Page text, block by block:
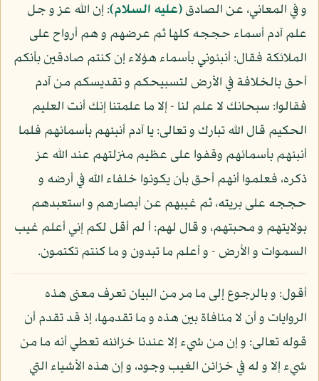
و في المعاني، عن الصادق(عليه السلام): إن الله عز و جل
علم آدم أسماء حججه كلها ثم عرضهم و هم أرواح على
الملائكة فقال: أنبئوني بأسماء هؤلاء إن كنتم صادقين بأنكم
أحق بالخلافة في الأرض لتسبيحكم و تقديسكم من آدم
فقالوا: سبحانك لا علم لنا - إلا ما علمتنا إنك أنت العليم
الحكيم قال الله تبارك و تعالى: يا آدم أنبئهم بأسمائهم فلما
أنبئهم بأسمائهم وقفوا على عظيم منزلتهم عند الله عز
ذكره، فعلموا أنهم أحق بأن يكونوا خلفاء الله في أرضه و
حججه على بريته، ثم غيبهم عن أبصارهم و استعبدهم
بولايتهم و محبتهم، و قال لهم: أ لم أقل لكم إني أعلم غيب
السموات و الأرض - و أعلم ما تبدون و ما كنتم تكتمون.
أقول: و بالرجوع إلى ما مر من البيان تعرف معنى هذه
الروايات و أن لا منافاة بين هذه و ما تقدمها، إذ قد تقدم أن
قوله تعالى: و إن من شيء إلا عندنا خزائنه تعطي أنه ما من
شيء إلا و له في خزائن الغيب وجود، و إن هذه الأشياء التي